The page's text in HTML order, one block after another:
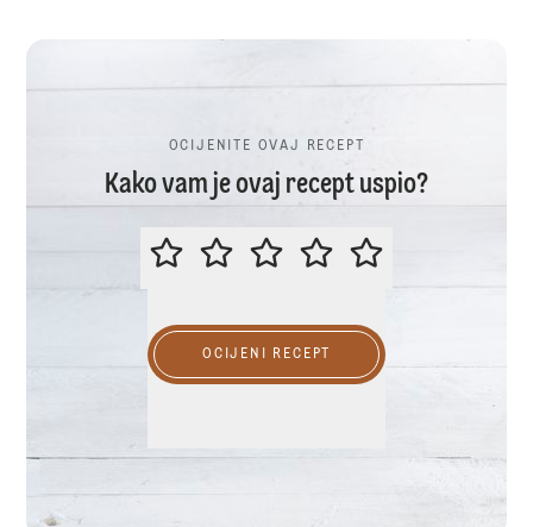
OCIJENITE OVAJ RECEPT
Kako vam je ovaj recept uspio?
OCIJENITE OVAJ RECEPT
OCIJENI RECEPT